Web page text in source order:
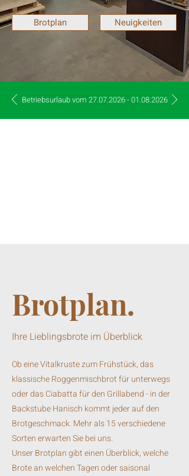
Brotplan Neuigkeiten
Betriebsurlaub vom 27.07.2026 - 01.08.2026
Brotplan.
Ihre Lieblingsbrote im Überblick
Ob eine Vitalkruste zum Frühstück, das
klassische Roggenmischbrot für unterwegs
oder das Ciabatta für den Grillabend - in der
Backstube Hanisch kommt jeder auf den
Brotgeschmack. Mehr als 15 verschiedene
Sorten erwarten Sie bei uns.
Unser Brotplan gibt einen Überblick, welche
Brote an welchen Tagen oder saisonal